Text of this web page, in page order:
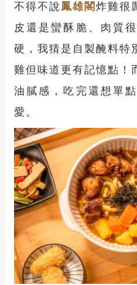
不得不說鳳雄閣炸雞很
皮還是蠻酥脆、肉質
硬，我猜是自製醃料特
雞但味道更有記憶點！
油膩感，吃完還想單
愛。